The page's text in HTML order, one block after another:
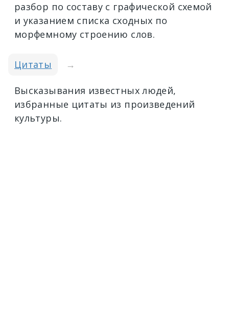
разбор по составу с графической схемой
и указанием списка сходных по
морфемному строению слов.
Цитаты →
Высказывания известных людей,
избранные цитаты из произведений
культуры.